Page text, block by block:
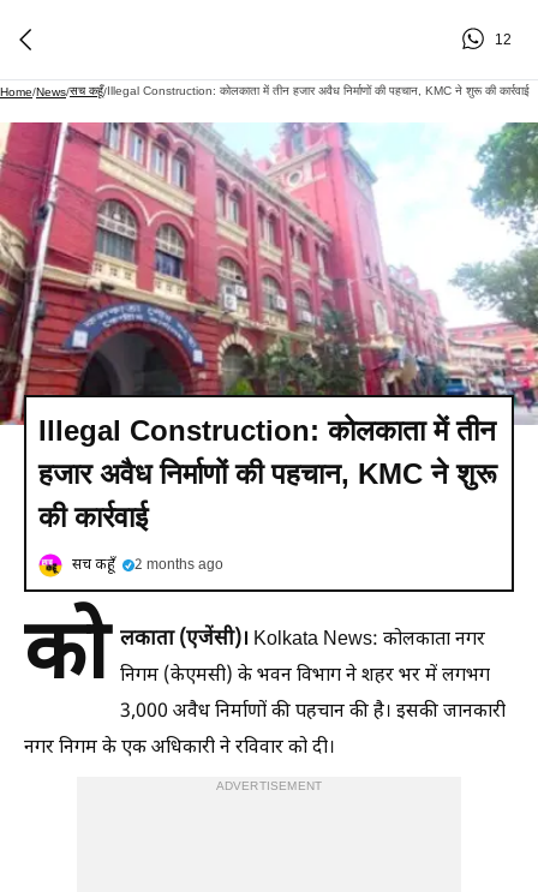
12
Home/News/सच कहूँ/Illegal Construction: कोलकाता में तीन हजार अवैध निर्माणों की पहचान, KMC ने शुरू की कार्रवाई
Illegal Construction: कोलकाता में तीन
हजार अवैध निर्माणों की पहचान, KMC ने शुरू
की कार्रवाई
सच कहूँ 2 months ago
को लकाता (एजेंसी)। Kolkata News: कोलकाता नगर
निगम (केएमसी) के भवन विभाग ने शहर भर में लगभग
3,000 अवैध निर्माणों की पहचान की है। इसकी जानकारी
नगर निगम के एक अधिकारी ने रविवार को दी।
ADVERTISEMENT